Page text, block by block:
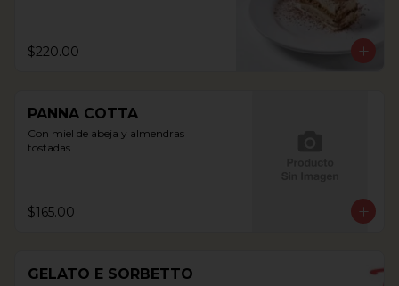
$220.00
PANNA COTTA
Con miel de abeja y almendras
tostadas
$165.00
GELATO E SORBETTO